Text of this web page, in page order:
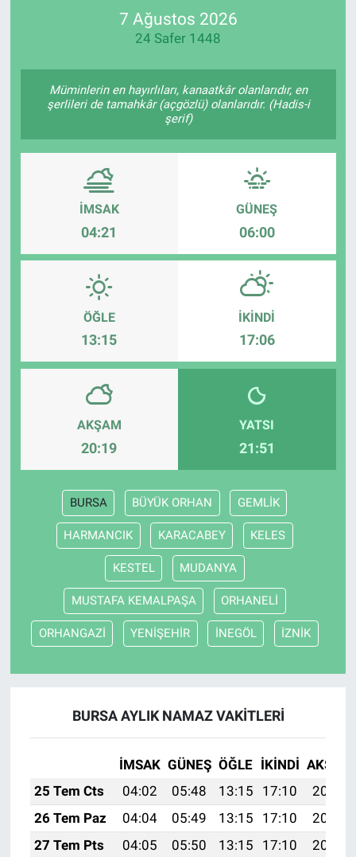
7 Ağustos 2026
24 Safer 1448
Müminlerin en hayırlıları, kanaatkâr olanlarıdır, en
şerlileri de tamahkâr (açgözlü) olanlarıdır. (Hadis-i
şerif)
İMSAK
04:21
GÜNEŞ
06:00
ÖĞLE
13:15
İKINDI
17:06
AKŞAM
20:19
YATSI
21:51
BURSA BÜYÜK ORHAN GEMLİK
HARMANCIK KARACABEY KELES
KESTEL MUDANYA
MUSTAFA KEMALPAŞA ORHANELİ
ORHANGAZİ YENİŞEHİR İNEGÖL İZNİK
BURSA AYLIK NAMAZ VAKITLERI
İMSAK GÜNEŞ ÖĞLE İKINDI AKŞAM
25 Tem Cts
04:02 05:48 13:15 17:10
20:33
26 Tem Paz
04:04 05:49 13:15 17:10
20:32
27 Tem Pts
04:05 05:50 13:15 17:10
20:31
RESMİ İLANLAR